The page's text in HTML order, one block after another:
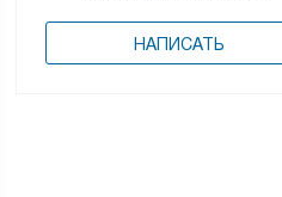
НАПИСАТЬ